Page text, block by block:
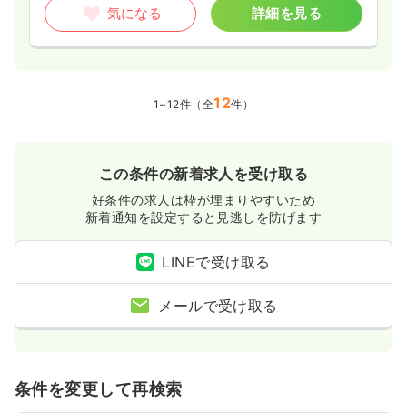
気になる 詳細を見る
1~12件（全12件）
この条件の新着求人を受け取る
好条件の求人は枠が埋まりやすいため
新着通知を設定すると見逃しを防げます
LINEで受け取る
メールで受け取る
条件を変更して再検索